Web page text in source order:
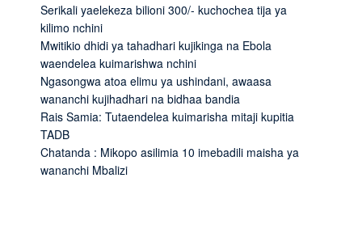
Serikali yaelekeza bilioni 300/- kuchochea tija ya
kilimo nchini
Mwitikio dhidi ya tahadhari kujikinga na Ebola
waendelea kuimarishwa nchini
Ngasongwa atoa elimu ya ushindani, awaasa
wananchi kujihadhari na bidhaa bandia
Rais Samia: Tutaendelea kuimarisha mitaji kupitia
TADB
Chatanda : Mikopo asilimia 10 imebadili maisha ya
wananchi Mbalizi